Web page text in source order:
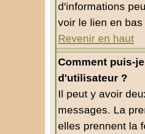
d'informations
voir le lien en
Revenir en haut
Comment puis-
d'utilisateur ?
Il peut y avoir
messages. La
elles prennent la